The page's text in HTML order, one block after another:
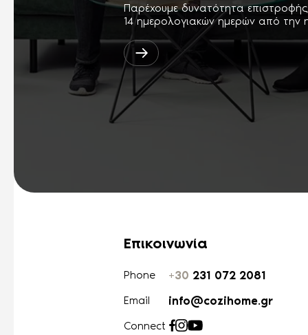
Παρέχουμε δυνατότητα
14 ημερολογιακών ημερών από
Επικοινωνία
Phone +30 231 072 2081
Email info@cozihome.gr
Connect